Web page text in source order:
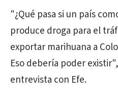
"¿Qué pasa si un país
produce droga para el
exportar marihuana a
Eso debería poder
entrevista con Efe.